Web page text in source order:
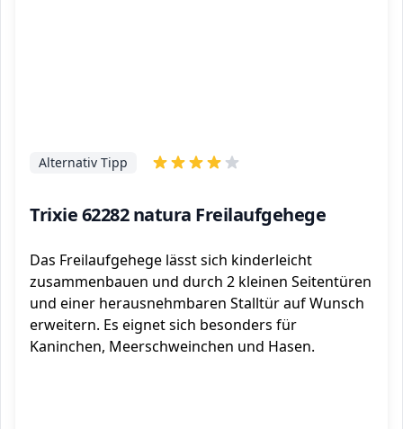
Trixie 62282 natura Freilaufgehege
Alternativ Tipp
Das Freilaufgehege lässt sich kinderleicht
zusammenbauen und durch 2 kleinen Seitentüren
und einer herausnehmbaren Stalltür auf Wunsch
erweitern. Es eignet sich besonders für
Kaninchen, Meerschweinchen und Hasen.